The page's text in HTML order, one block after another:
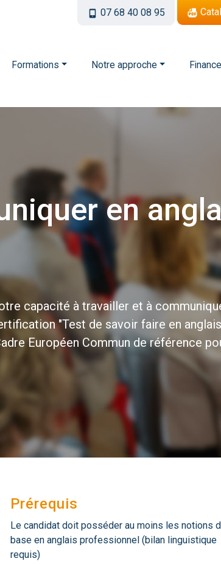
07 68 40 08 95
Formations Notre approche
en
capacité à travailler et à
"Test de savoir faire en
Européen Commun de référence
Prérequis
Le candidat doit posséder au moins les notions
base en anglais professionnel (bilan linguistique
requis)